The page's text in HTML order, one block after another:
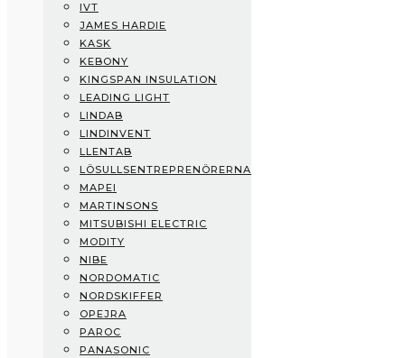
Hydroware
IVT
James Hardie
Kask
Kebony
Kingspan Insulation
Leading Light
Lindab
Lindinvent
Llentab
Lösullsentreprenörerna
Mapei
Martinsons
Mitsubishi Electric
Modity
NIBE
Nordomatic
Nordskiffer
Opejra
Paroc
IVT
JAMES HARDIE
KASK
KEBONY
KINGSPAN INSULATION
LEADING LIGHT
LINDAB
LINDINVENT
LLENTAB
LÖSULLSENTREPRENÖRERNA
MAPEI
MARTINSONS
MITSUBISHI ELECTRIC
MODITY
NIBE
NORDOMATIC
NORDSKIFFER
OPEJRA
PAROC
PANASONIC